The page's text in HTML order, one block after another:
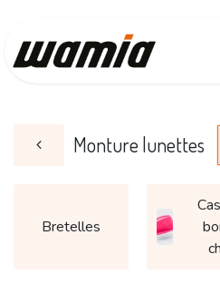
Monture lunettes
Bretelles